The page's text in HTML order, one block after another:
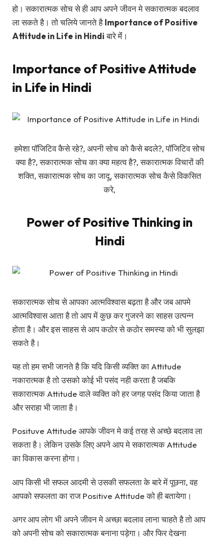
हो। सकारात्मक सोच से ही आप अपने जीवन मे सकारात्मक बदलाव
ला सकते है। तो चलिये जानते हैImportance of Positive
Attitude in Life in Hindiबारे मेंं।
Importance of Positive Attitude
in Life in Hindi
हमेशा पॉजिटिव कैसे रहे?, अपनी सोच को कैसे बदले?, पॉजिटिव सोच
क्या है?, सकारात्मक सोच का क्या महत्व है?, सकारात्मक विचारों की
शक्ति, सकारात्मक सोच का जादू, सकारात्मक सोच कैसे विकसित
करे,
Power of Positive Thinking in
Hindi
सकारात्मक सोच से आपका आत्मविश्वास बढ़ता है और जब आपमे
आत्मविश्वास आता है तो आप में कुछ कर गुजरने का साहस उत्पन्न
होता है। और इस साहस से आप कठोर से कठोर समस्या को भी सुलझा
सकते है।
यह तो हम सभी जानते है कि यदि किसी व्यक्ति का Attitude
नकारात्मक है तो उसको कोई भी पसंद नही करता है जबकि
सकारात्मक Attitude वाले व्यक्ति को हर जगह पसंद किया जाता है
और सराहा भी जाता है।
Posituve Attitude आपके जीवन मे कई तरह से अच्छे बदलाव ला
सकता है। लेकिन उसके लिए अपने आप मे सकारात्मक Attitude
का विकास करना होगा।
आप किसी भी सफल आदमी से उसकी सफलता के बारे में पूछना, वह
आपको सफलता का राज Positive Attitude को ही बतायेगा।
अगर आप लोग भी अपने जीवन मे अच्छा बदलाव लाना चाहते है तो आप
को अपनी सोच को सकारात्मक बनाना पड़ेगा। और फिर देखना